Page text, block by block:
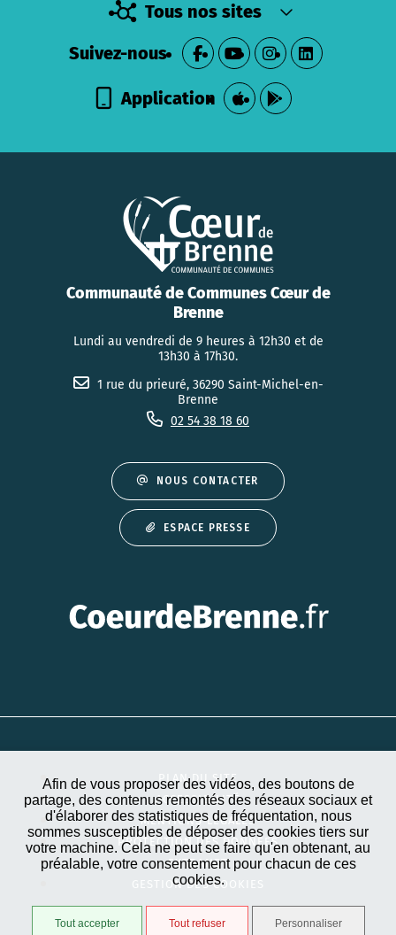
Afin de vous proposer des vidéos, des boutons de
partage, des contenus remontés des réseaux sociaux et
d'élaborer des statistiques de fréquentation, nous
sommes susceptibles de déposer des cookies tiers sur
votre machine. Cela ne peut se faire qu'en obtenant, au
préalable, votre consentement pour chacun de ces
cookies.
Tout accepter Tout refuser Personnaliser
Tous nos sites
Suivez-nous
Application
Communauté de Communes Cœur de
Brenne
Lundi au vendredi de 9 heures à 12h30 et de
13h30 à 17h30.
1 rue du prieuré, 36290 Saint-Michel-en-
Brenne
02 54 38 18 60
NOUS CONTACTER
ESPACE PRESSE
PLAN DU SITE
ACCESSIBILITÉ
MENTIONS LÉGALES
PROTECTION DES DONNÉES
EXTRANET
GESTION DES COOKIES
STRATIS